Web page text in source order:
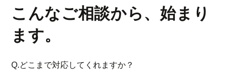
こんなご相談から、始まり
ます。
Q.どこまで対応してくれますか？